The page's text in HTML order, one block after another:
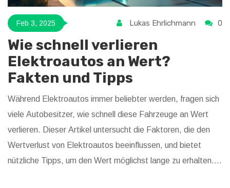
Feb 3, 2025 Lukas Ehrlichmann 0
Wie schnell verlieren
Elektroautos an Wert?
Fakten und Tipps
Während Elektroautos immer beliebter werden, fragen sich
viele Autobesitzer, wie schnell diese Fahrzeuge an Wert
verlieren. Dieser Artikel untersucht die Faktoren, die den
Wertverlust von Elektroautos beeinflussen, und bietet
nützliche Tipps, um den Wert möglichst lange zu erhalten.